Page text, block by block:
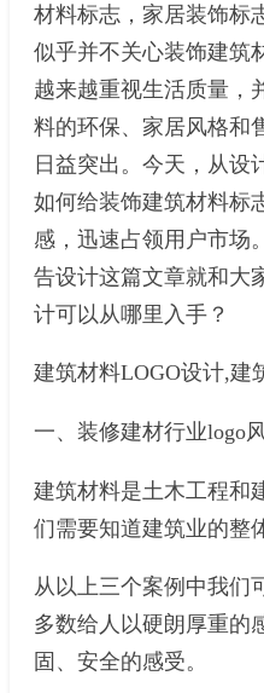
材料标志，家居装饰标
似乎并不关心装饰建筑
越来越重视生活质量，
料的环保、家居风格和
日益突出。今天，从设
如何给装饰建筑材料标
感，迅速占领用户市场。
告设计这篇文章就和大
计可以从哪里入手？
建筑材料LOGO设计,建
一、装修建材行业logo
建筑材料是土木工程和
们需要知道建筑业的整
从以上三个案例中我们
多数给人以硬朗厚重的
固、安全的感受。